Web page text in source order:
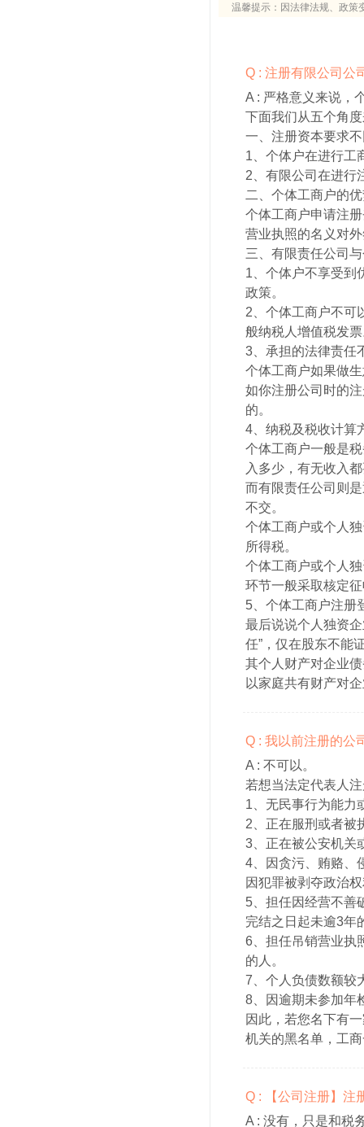
温馨提示：因法律法规、政策
Q : 注册有限公司公
A : 严格意义来说，
下面我们从五个角
一、注册资本要求
1、个体户在进行工
2、有限公司在进行
二、个体工商户的
个体工商户申请注
营业执照的名义对
三、有限责任公司
1、个体户不享受到
政策。
2、个体工商户不可
般纳税人增值税发
3、承担的法律责任
个体工商户如果做
如你注册公司时的
的。
4、纳税及税收计算
个体工商户一般是
入多少，有无收入
而有限责任公司则
不交。
个体工商户或个人
所得税。
个体工商户或个人
环节一般采取核定
5、个体工商户注册
最后说说个人独资
任”，仅在股东不能
其个人财产对企业
以家庭共有财产对
Q : 我以前注册的公
A : 不可以。
若想当法定代表人
1、无民事行为能力
2、正在服刑或者被
3、正在被公安机关
4、因贪污、贿赂、
因犯罪被剥夺政治
5、担任因经营不善
完结之日起未逾3年
6、担任吊销营业执
的人。
7、个人负债数额较
8、因逾期未参加年
因此，若您名下有
机关的黑名单，工
Q : 【公司注册】注
A : 没有，只是和税